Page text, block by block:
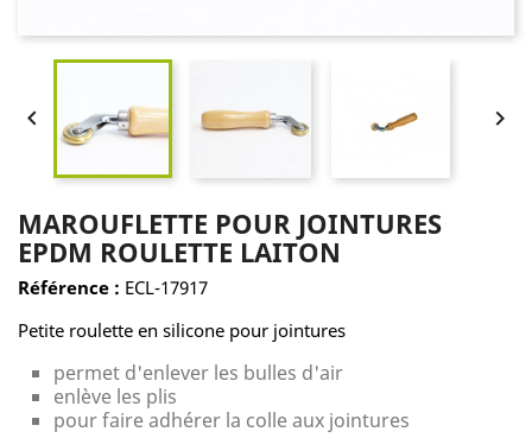
 
MAROUFLETTE POUR JOINTURES
EPDM ROULETTE LAITON
Référence : ECL-17917
Petite roulette en silicone pour jointures
permet d'enlever les bulles d'air
enlève les plis
pour faire adhérer la colle aux jointures